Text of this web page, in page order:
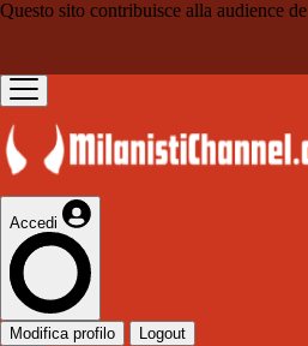
Questo sito contribuisce alla audience de
Accedi
Modifica profilo Logout